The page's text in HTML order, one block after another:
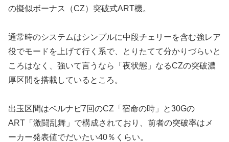
の擬似ボーナス（CZ）突破式ART機。
通常時のシステムはシンプルに中段チェリーを含む強レア
役でモー ドを上げて行く系で、とりたてて分かりづらいと
ころはなく、強いて言うなら「夜状態」なるCZの突破濃
厚区間を搭載しているところ 。
出玉区間はベルナビ7回のCZ「宿命の時」と30Gの
ART「激闘乱舞」で構成されており、前者の突破率はメ
ーカー発表値でだいたい40％くらい。